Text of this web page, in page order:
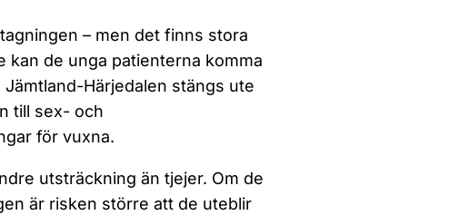
– men det finns stora
kan de unga patienterna komma
Härjedalen stängs ute
till sex- och
för vuxna.
utsträckning än tjejer. Om de
är risken större att de uteblir